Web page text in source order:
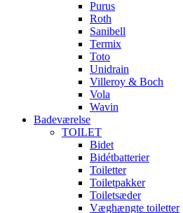
Purus
Roth
Sanibell
Termix
Toto
Unidrain
Villeroy & Boch
Vola
Wavin
Badeværelse
TOILET
Bidet
Bidétbatterier
Toiletter
Toiletpakker
Toiletsæder
Væghængte toiletter